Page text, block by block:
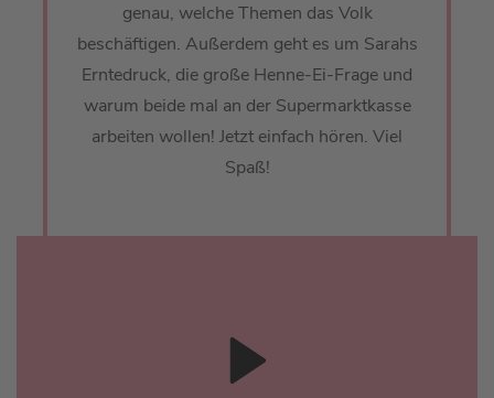
genau, welche Themen das Volk
beschäftigen. Außerdem geht es um Sarahs
Erntedruck, die große Henne-Ei-Frage und
warum beide mal an der Supermarktkasse
arbeiten wollen! Jetzt einfach hören. Viel
Spaß!